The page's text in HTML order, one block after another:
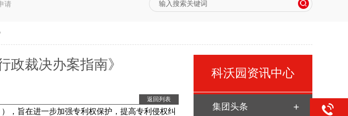
请
政裁决办案指南》
返回列表
，旨在进一步加强专利权保护，提高专利侵权纠
科沃园资讯中心
集团头条